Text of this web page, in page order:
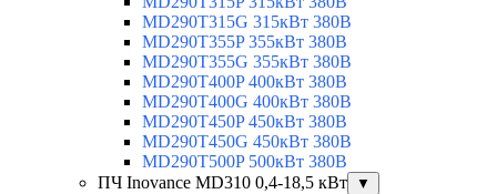
MD290T315G 315кВт 380В
MD290T355P 355кВт 380В
MD290T355G 355кВт 380В
MD290T400P 400кВт 380В
MD290T400G 400кВт 380В
MD290T450P 450кВт 380В
MD290T450G 450кВт 380В
MD290T500P 500кВт 380В
ПЧ Inovance MD310 0,4-18,5 кВт
▼